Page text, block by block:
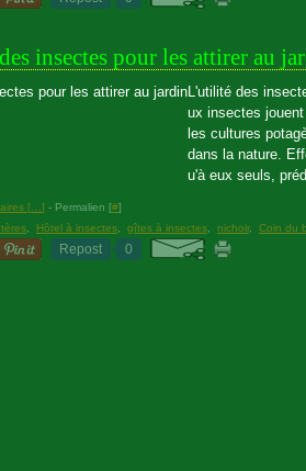
insectes pour les attirer au
L'utilité des
ux insectes
les cultures
dans la nature.
u'à eux seuls,
[ ] - Permalien [#]
Hôtel à insectes gîtes à insectes nichoir, Coin du
Repost 0